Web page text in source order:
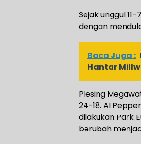
Sejak unggul
dengan
Baca Juga :
Hantar
Plesing
24-18. AI
dilakukan Park
berubah